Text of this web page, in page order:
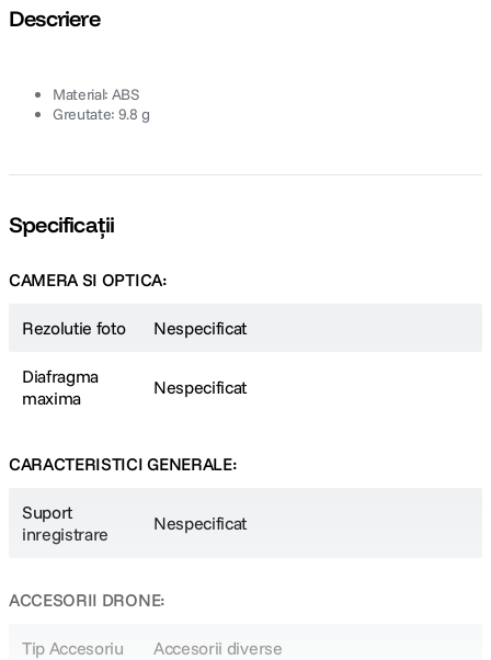
Descriere
Material: ABS
Greutate: 9.8 g
Specificații
CAMERA SI OPTICA:
Rezolutie foto Nespecificat
Diafragma
maxima
Nespecificat
CARACTERISTICI GENERALE:
Suport
inregistrare
Nespecificat
ACCESORII DRONE:
Tip Accesoriu Accesorii diverse